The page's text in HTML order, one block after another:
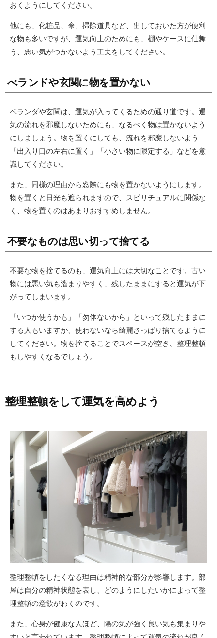
おくようにしてください。
他にも、化粧品、傘、掃除道具など、出しておいた方が便利
な物も多いですが、運気向上のためにも、棚やケースに仕舞
う、悪い気がつかないよう工夫をしてください。
べランドや玄関に物を置かない
ベランダや玄関は、運気が入ってくるための通り道です。運
気の流れを邪魔しないためにも、なるべく物は置かないよう
にしましょう。物を置くにしても、流れを邪魔しないよう
「出入り口の左右に置く」「小さい物に限定する」などを意
識してください。
また、同様の理由から窓際にも物を置かないようにします。
物を置くと日光も遮られますので、スピリチュアルに関係な
く、物を置くのはあまりおすすめしません。
不要なものは思い切って捨てる
不要な物を捨てるのも、運気向上には大切なことです。古い
物には悪い気も溜まりやすく、残したままにすると運気が下
がってしまいます。
「いつか使うかも」「勿体ないから」といって残したままに
する人もいますが、使わないなら綺麗さっぱり捨てるように
してください。物を捨てることでスペースが空き、整理整頓
もしやすくなるでしょう。
整理整頓をして運気を高めよう
整理整頓をしたくなる理由は精神的な部分が影響します。部
屋は自分の精神状態を表し、どのようにしたいかによって整
理整頓の意欲がわくのです。
また、心身が健康な人ほど、陽の気が強く良い気も集まりや